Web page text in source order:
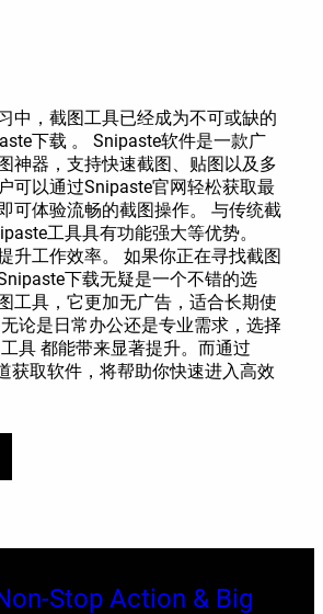
中，截图工具已经成为不可或缺的
下载 。 Snipaste软件是一款广
神器，支持快速截图、贴图以及多
可以通过Snipaste官网轻松获取最
可体验流畅的截图操作。 与传统截
工具具有功能强大等优势。
升工作效率。 如果你正在寻找截图
下载无疑是一个不错的选
工具，它更加无广告，适合长期使
论是日常办公还是专业需求，选择
具 都能带来显著提升。而通过
获取软件，将帮助你快速进入高效
Stop Action & Big